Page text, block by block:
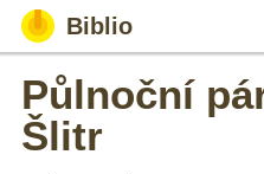
Biblio
Půlnoční
Šlitr